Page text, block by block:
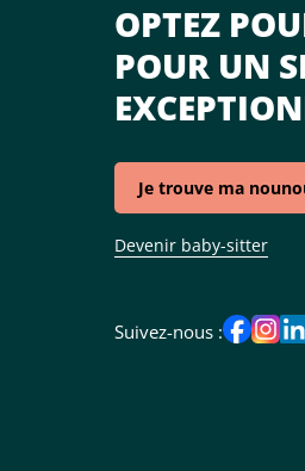
OPTEZ
POUR UN
Je trouve ma
Devenir baby-sitter
Suivez-nous :